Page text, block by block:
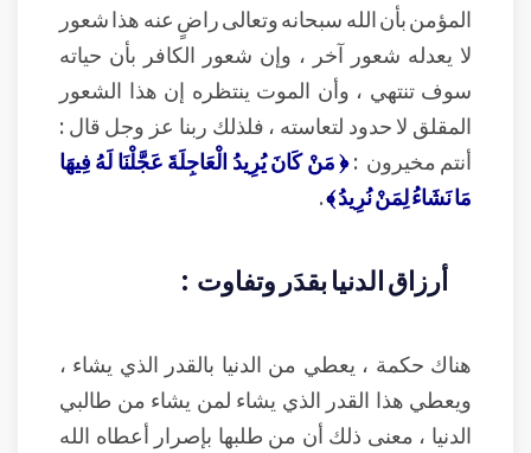
المؤمن بأن الله سبحانه وتعالى راضٍ عنه هذا شعور
لا يعدله شعور آخر ، وإن شعور الكافر بأن حياته
سوف تنتهي ، وأن الموت ينتظره إن هذا الشعور
المقلق لا حدود لتعاسته ، فلذلك ربنا عز وجل قال :
أنتم مخيرون :﴿ مَنْ كَانَ يُرِيدُ الْعَاجِلَةَ عَجَّلْنَا لَهُ فِيهَا
مَا نَشَاءُ لِمَنْ نُرِيدُ ﴾.
أرزاق الدنيا بقدَر وتفاوت :
هناك حكمة ، يعطي من الدنيا بالقدر الذي يشاء ،
ويعطي هذا القدر الذي يشاء لمن يشاء من طالبي
الدنيا ، معنى ذلك أن من طلبها بإصرار أعطاه الله